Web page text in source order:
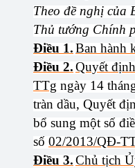
Theo đề nghị của
Thủ tướng Chính
Điều 1.Ban hành
Điều 2.Quyết
TTg ngày 14
tràn dầu, Quyết
bổ sung một số
số 02/2013/QĐ-
Điều 3.Chủ tịch